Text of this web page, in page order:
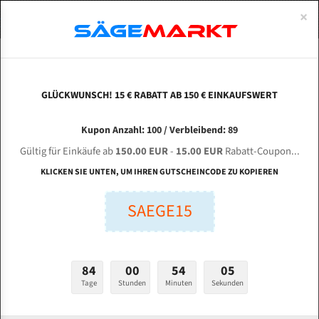
SINAIDA S - 320 Z für 4115 mm Bi-Metall
Bandsägeblätter
Länge (mm):
Stärken + Zahnteilung:
mm
ABOUTS
ENGLISH
Bi-Metall Meterware
Fleischerei Bandsägeblätter
Bandmesser Glatt Meterware
Konvex Meterware
×
GLÜCKWUNSCH! 15 € RABATT AB 150 € EINKAUFSWERT
Kupon Anzahl: 100 / Verbleibend: 89
Gültig für Einkäufe ab150.00 EUR- 15.00 EURRabatt-Coupon...
KLICKEN SIE UNTEN, UM IHREN GUTSCHEINCODE ZU KOPIEREN
SAEGE15
84
Tage
00
Stunden
54
Minuten
04
Sekunden